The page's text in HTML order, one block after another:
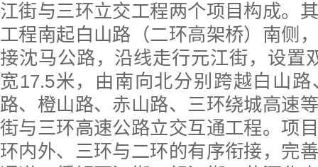
江街与三环立交工程两个项目构成。
工程南起白山路（二环高架桥）南侧
接沈马公路，沿线走行元江街，设置
宽17.5米，由南向北分别跨越白山
路、橙山路、赤山路、三环绕城高速
街与三环高速公路立交互通工程。项
环内外、三环与二环的有序衔接，完